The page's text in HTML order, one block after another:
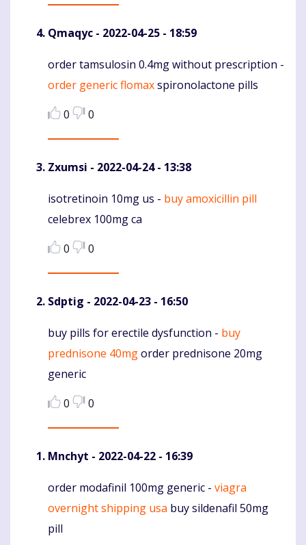
Qmaqyc - 2022-04-25 - 18:59
Komentaras
order tamsulosin 0.4mg without prescription -
order generic flomaxspironolactone pills
0
0
Zxumsi - 2022-04-24 - 13:38
Komentaras
isotretinoin 10mg us - buy amoxicillin pill
celebrex 100mg ca
0
0
Sdptig - 2022-04-23 - 16:50
Komentaras
buy pills for erectile dysfunction - buy
prednisone 40mgorder prednisone 20mg
generic
0
0
Mnchyt - 2022-04-22 - 16:39
Komentaras
order modafinil 100mg generic - viagra
overnight shipping usa buy sildenafil 50mg
pill